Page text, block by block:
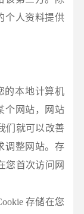
个人资料提供
的本地计算机
个网站，网站
们就可以改善
调整网站。存
您首次访问网
存储在您